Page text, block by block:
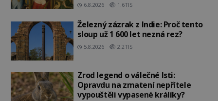
6.8.2026 1.6TIS
Železný zázrak z Indie: Proč tento
sloup už 1 600 let nezná rez?
5.8.2026 2.2TIS
Zrod legend o válečné lsti:
Opravdu na zmatení nepřítele
vypouštěli vypasené králíky?